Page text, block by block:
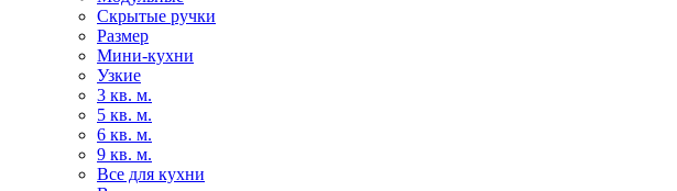
Скрытые ручки
Размер
Мини-кухни
Узкие
3 кв. м.
5 кв. м.
6 кв. м.
9 кв. м.
Все для кухни